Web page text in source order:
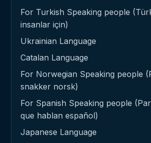
For Turkish Speaking people
insanlar için)
Ukrainian Language
Catalan Language
For Norwegian Speaking people
snakker norsk)
For Spanish Speaking people
que hablan español)
Japanese Language